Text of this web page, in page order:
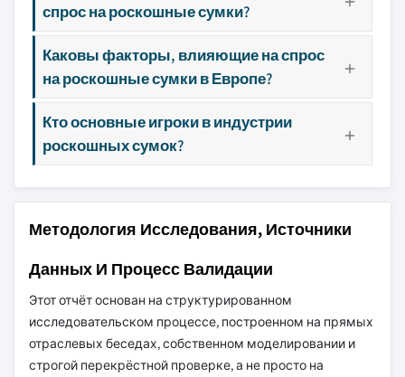
спрос на роскошные сумки?
Каковы факторы, влияющие на спрос
на роскошные сумки в Европе?
Кто основные игроки в индустрии
роскошных сумок?
Методология Исследования, Источники
Данных И Процесс Валидации
Этот отчёт основан на структурированном
исследовательском процессе, построенном на прямых
отраслевых беседах, собственном моделировании и
строгой перекрёстной проверке, а не просто на